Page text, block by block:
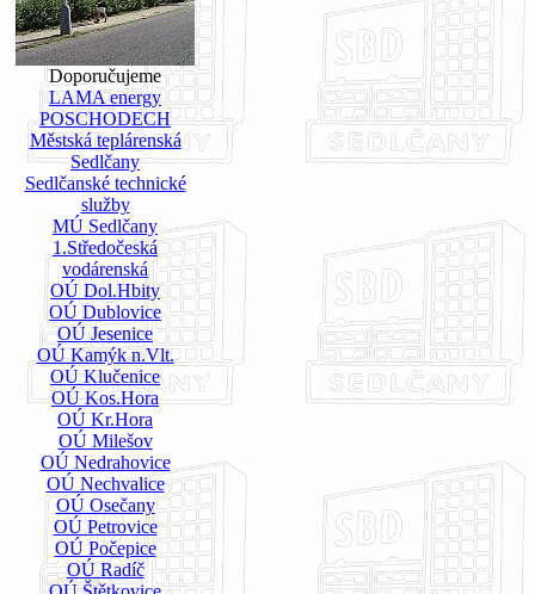
Doporučujeme
LAMA energy
POSCHODECH
Městská teplárenská
Sedlčany
Sedlčanské technické
služby
MÚ Sedlčany
1.Středočeská
vodárenská
OÚ Dol.Hbity
OÚ Dublovice
OÚ Jesenice
OÚ Kamýk n.Vlt.
OÚ Klučenice
OÚ Kos.Hora
OÚ Kr.Hora
OÚ Milešov
OÚ Nedrahovice
OÚ Nechvalice
OÚ Osečany
OÚ Petrovice
OÚ Počepice
OÚ Radíč